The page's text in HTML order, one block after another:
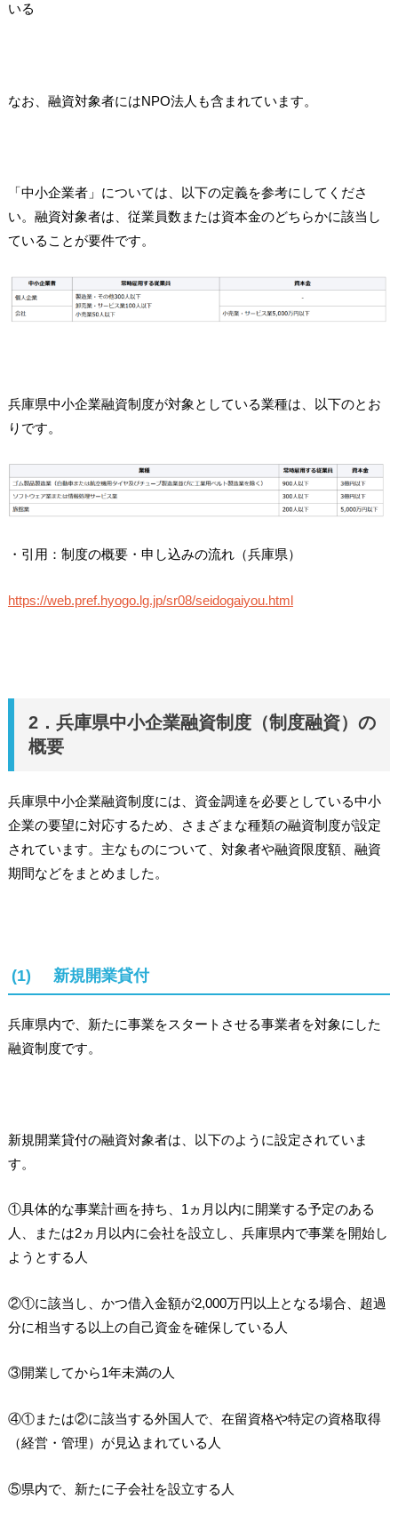
いる
なお、融資対象者にはNPO法人も含まれています。
「中小企業者」については、以下の定義を参考にしてくださ
い。融資対象者は、従業員数または資本金のどちらかに該当し
ていることが要件です。
兵庫県中小企業融資制度が対象としている業種は、以下のとお
りです。
・引用：制度の概要・申し込みの流れ（兵庫県）
https://web.pref.hyogo.lg.jp/sr08/seidogaiyou.html
2．兵庫県中小企業融資制度（制度融資）の
概要
兵庫県中小企業融資制度には、資金調達を必要としている中小
企業の要望に対応するため、さまざまな種類の融資制度が設定
されています。主なものについて、対象者や融資限度額、融資
期間などをまとめました。
(1) 新規開業貸付
兵庫県内で、新たに事業をスタートさせる事業者を対象にした
融資制度です。
新規開業貸付の融資対象者は、以下のように設定されていま
す。
①具体的な事業計画を持ち、1ヵ月以内に開業する予定のある
人、または2ヵ月以内に会社を設立し、兵庫県内で事業を開始し
ようとする人
②①に該当し、かつ借入金額が2,000万円以上となる場合、超過
分に相当する以上の自己資金を確保している人
③開業してから1年未満の人
④①または②に該当する外国人で、在留資格や特定の資格取得
（経営・管理）が見込まれている人
⑤県内で、新たに子会社を設立する人